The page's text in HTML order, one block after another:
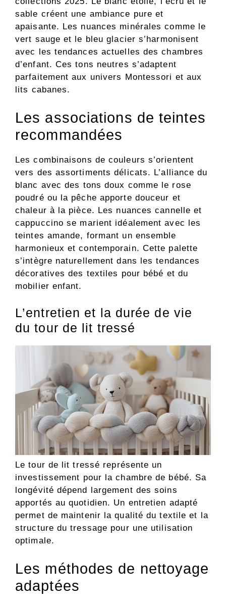
sable créent une ambiance pure et
apaisante. Les nuances minérales comme le
vert sauge et le bleu glacier s’harmonisent
avec les tendances actuelles des chambres
d’enfant. Ces tons neutres s’adaptent
parfaitement aux univers Montessori et aux
lits cabanes.
Les associations de teintes
recommandées
Les combinaisons de couleurs s’orientent
vers des assortiments délicats. L’alliance du
blanc avec des tons doux comme le rose
poudré ou la pêche apporte douceur et
chaleur à la pièce. Les nuances cannelle et
cappuccino se marient idéalement avec les
teintes amande, formant un ensemble
harmonieux et contemporain. Cette palette
s’intègre naturellement dans les tendances
décoratives des textiles pour bébé et du
mobilier enfant.
L’entretien et la durée de vie
du tour de lit tressé
Le tour de lit tressé représente un
investissement pour la chambre de bébé. Sa
longévité dépend largement des soins
apportés au quotidien. Un entretien adapté
permet de maintenir la qualité du textile et la
structure du tressage pour une utilisation
optimale.
Les méthodes de nettoyage
adaptées